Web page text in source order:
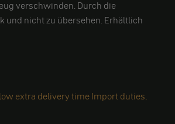
verschwinden. Durch die
und nicht zu übersehen. Erhältlich
extra delivery time Import duties,